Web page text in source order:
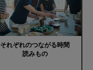
それぞれのつながる時間
読みもの